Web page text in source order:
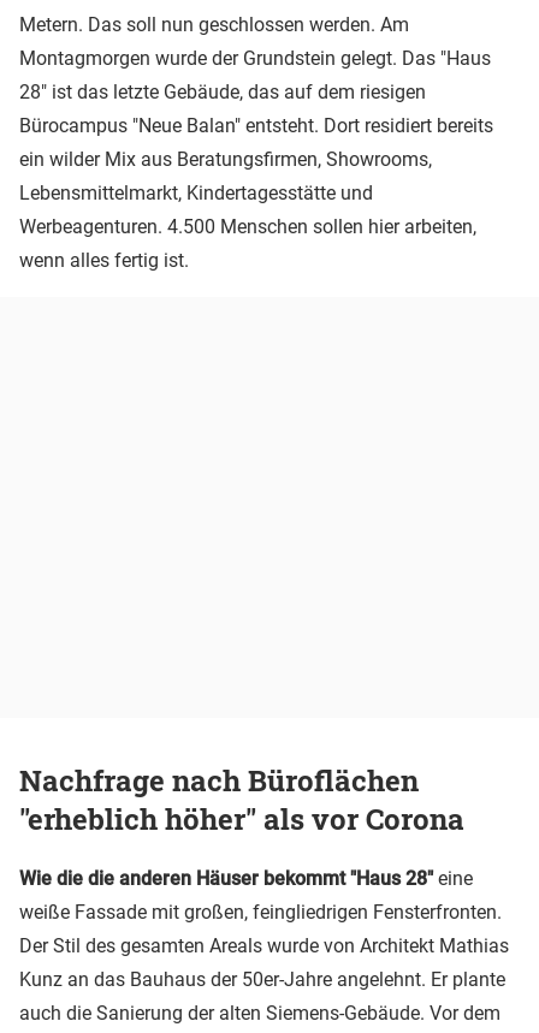
Metern. Das soll nun geschlossen werden. Am
Montagmorgen wurde der Grundstein gelegt. Das "Haus
28" ist das letzte Gebäude, das auf dem riesigen
Bürocampus "Neue Balan" entsteht. Dort residiert bereits
ein wilder Mix aus Beratungsfirmen, Showrooms,
Lebensmittelmarkt, Kindertagesstätte und
Werbeagenturen. 4.500 Menschen sollen hier arbeiten,
wenn alles fertig ist.
Nachfrage nach Büroflächen
"erheblich höher" als vor Corona
Wie die die anderen Häuser bekommt "Haus 28"eine
weiße Fassade mit großen, feingliedrigen Fensterfronten.
Der Stil des gesamten Areals wurde von Architekt Mathias
Kunz an das Bauhaus der 50er-Jahre angelehnt. Er plante
auch die Sanierung der alten Siemens-Gebäude. Vor dem